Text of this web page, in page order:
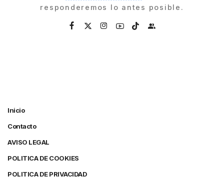
responderemos lo antes posible.
Inicio
Contacto
AVISO LEGAL
POLITICA DE COOKIES
POLITICA DE PRIVACIDAD